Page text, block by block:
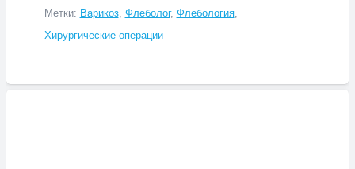
Метки: Варикоз, Флеболог, Флебология,
Хирургические операции